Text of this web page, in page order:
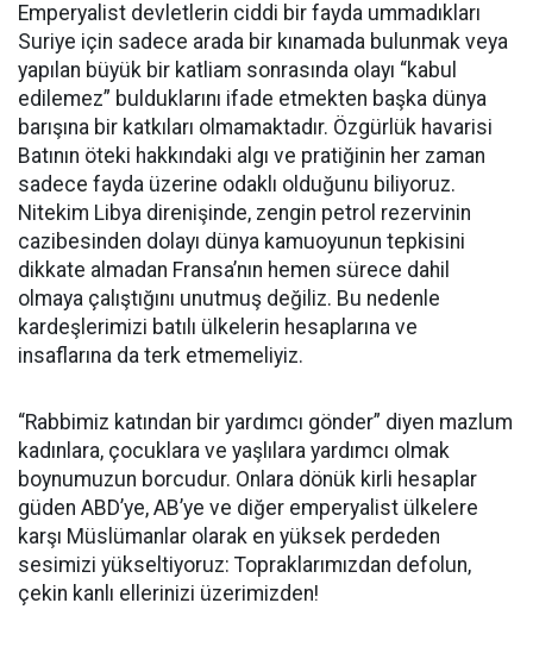
Emperyalist devletlerin ciddi bir fayda ummadıkları
Suriye için sadece arada bir kınamada bulunmak veya
yapılan büyük bir katliam sonrasında olayı “kabul
edilemez” bulduklarını ifade etmekten başka dünya
barışına bir katkıları olmamaktadır. Özgürlük havarisi
Batının öteki hakkındaki algı ve pratiğinin her zaman
sadece fayda üzerine odaklı olduğunu biliyoruz.
Nitekim Libya direnişinde, zengin petrol rezervinin
cazibesinden dolayı dünya kamuoyunun tepkisini
dikkate almadan Fransa’nın hemen sürece dahil
olmaya çalıştığını unutmuş değiliz. Bu nedenle
kardeşlerimizi batılı ülkelerin hesaplarına ve
insaflarına da terk etmemeliyiz.
“Rabbimiz katından bir yardımcı gönder” diyen mazlum
kadınlara, çocuklara ve yaşlılara yardımcı olmak
boynumuzun borcudur. Onlara dönük kirli hesaplar
güden ABD’ye, AB’ye ve diğer emperyalist ülkelere
karşı Müslümanlar olarak en yüksek perdeden
sesimizi yükseltiyoruz: Topraklarımızdan defolun,
çekin kanlı ellerinizi üzerimizden!